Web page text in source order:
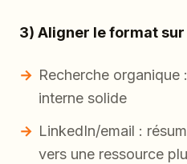
3) Aligner le format
Recherche
interne solide
LinkedIn/email :
vers une ressource